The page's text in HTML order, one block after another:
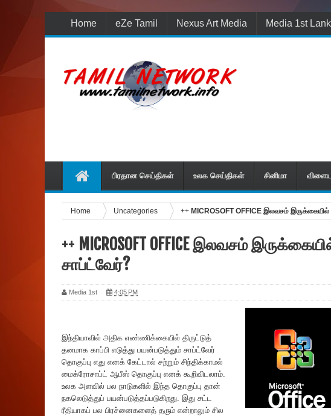
Home eZe Tamil Nexus Art Media Media 1st
பிரதான செய்திகள் உலக செய்திகள் சினிமா
Home Uncategories ++ MICROSOFT OFFICE இலவசம் இருக்கையில்
++ MICROSOFT OFFICE இலவசம்
சாப்ட்வேர்?
Media 1st 4:05 PM
இந்தியாவில் அதிக எண்ணிக்கையில் திருட்டுத்
தனமாக காப்பி எடுத்து பயன்படுத்தும் சாப்ட்வேர்
தொகுப்பு எது எனக் கேட்டால் சற்றும் சிந்திக்காமல்
மைக்ரோசாப்ட் ஆபீஸ் தொகுப்பு எனக் கூறிவிடலாம்.
உலக அளவில் பல நாடுகளில் இந்த தொகுப்பு தான்
நகலெடுத்துப் பயன்படுத்தப்படுகிறது. இது சட்ட
ரீதியாகப் பல பிரச்னைகளைத் தரும் என்றாலும் சில